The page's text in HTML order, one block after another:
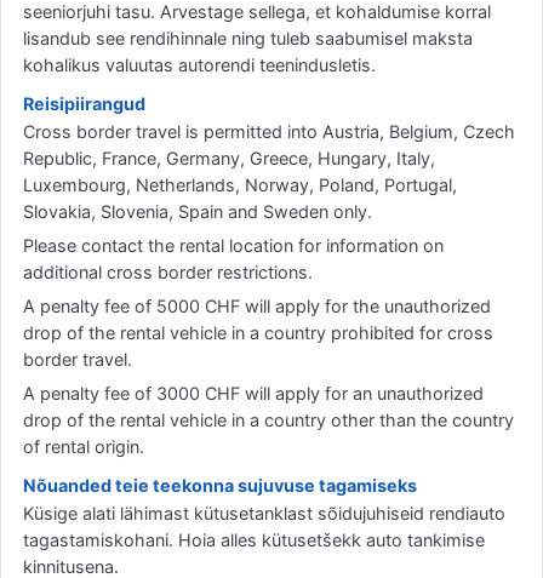
seeniorjuhi tasu. Arvestage sellega, et kohaldumise korral
lisandub see rendihinnale ning tuleb saabumisel maksta
kohalikus valuutas autorendi teenindusletis.
Reisipiirangud
Cross border travel is permitted into Austria, Belgium, Czech
Republic, France, Germany, Greece, Hungary, Italy,
Luxembourg, Netherlands, Norway, Poland, Portugal,
Slovakia, Slovenia, Spain and Sweden only.
Please contact the rental location for information on
additional cross border restrictions.
A penalty fee of 5000 CHF will apply for the unauthorized
drop of the rental vehicle in a country prohibited for cross
border travel.
A penalty fee of 3000 CHF will apply for an unauthorized
drop of the rental vehicle in a country other than the country
of rental origin.
Nõuanded teie teekonna sujuvuse tagamiseks
Küsige alati lähimast kütusetanklast sõidujuhiseid rendiauto
tagastamiskohani. Hoia alles kütusetšekk auto tankimise
kinnitusena.